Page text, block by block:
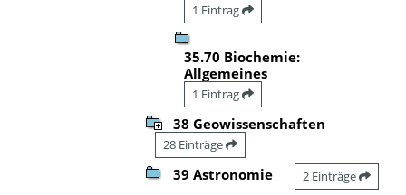
1 Eintrag
35.70 Biochemie:
Allgemeines
1 Eintrag
38 Geowissenschaften
28 Einträge
39 Astronomie 2 Einträge